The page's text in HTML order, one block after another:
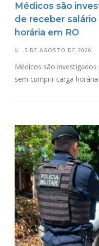
Médicos são
de receber
horária em RO
5 DE AGOSTO DE 2026
Médicos são
sem cumprir carga